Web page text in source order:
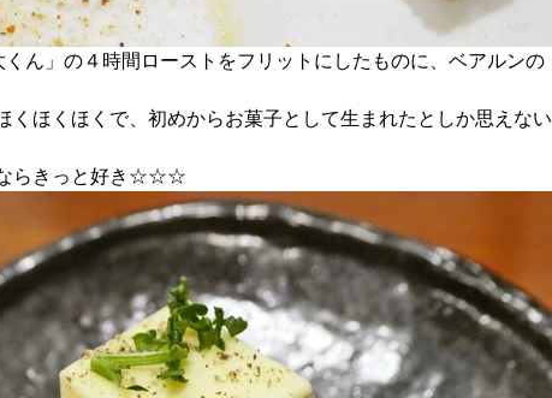
ん」の４時間ローストをフリットにしたものに、ベアルンの
くほくほくで、初めからお菓子として生まれたとしか思えない
らきっと好き☆☆☆